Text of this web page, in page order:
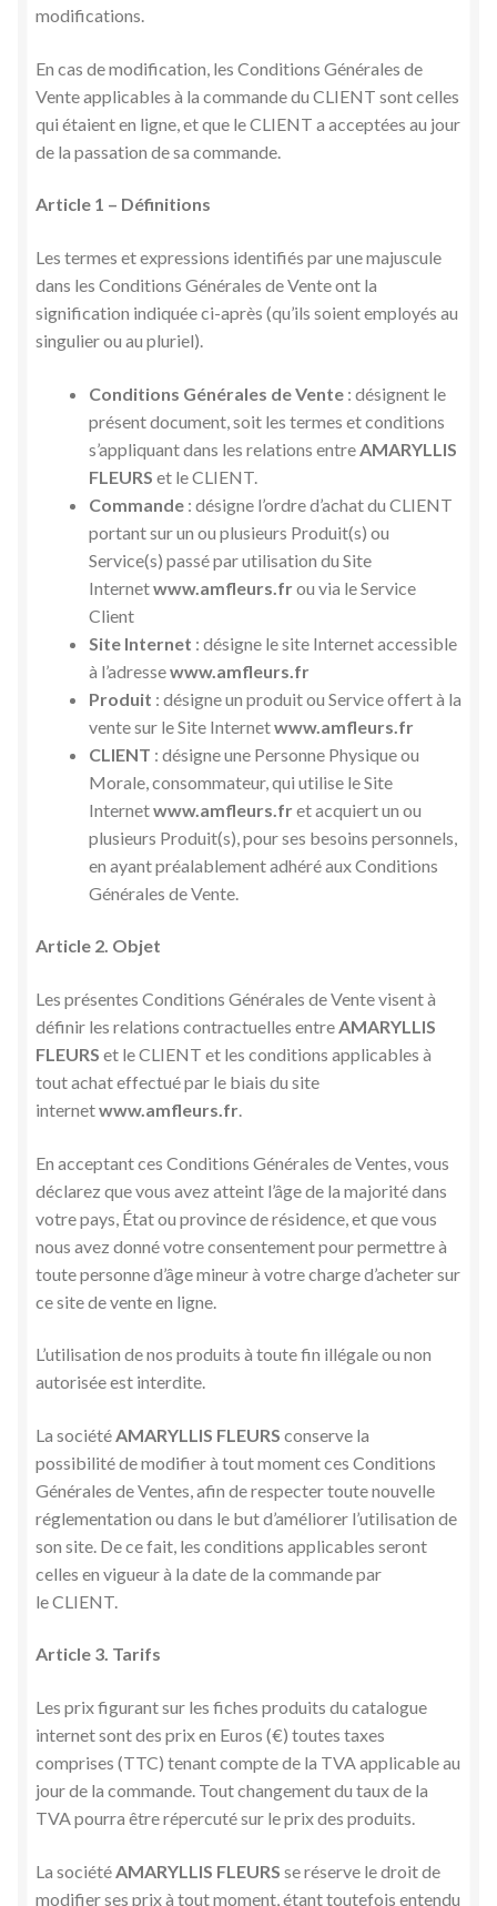
modifications.
En cas de modification, les Conditions Générales de
Vente applicables à la commande du CLIENT sont celles
qui étaient en ligne, et que le CLIENT a acceptées au jour
de la passation de sa commande.
Article 1 – Définitions
Les termes et expressions identifiés par une majuscule
dans les Conditions Générales de Vente ont la
signification indiquée ci-après (qu’ils soient employés au
singulier ou au pluriel).
Conditions Générales de Vente : désignent le
présent document, soit les termes et conditions
s’appliquant dans les relations entre AMARYLLIS
FLEURS et le CLIENT.
Commande : désigne l’ordre d’achat du CLIENT
portant sur un ou plusieurs Produit(s) ou
Service(s) passé par utilisation du Site
Internetwww.amfleurs.frou via le Service
Client
Site Internet : désigne le site Internet accessible
à l’adressewww.amfleurs.fr
Produit : désigne un produit ou Service offert à la
vente sur le Site Internetwww.amfleurs.fr
CLIENT : désigne une Personne Physique ou
Morale, consommateur, qui utilise le Site
Internetwww.amfleurs.fret acquiert un ou
plusieurs Produit(s), pour ses besoins personnels,
en ayant préalablement adhéré aux Conditions
Générales de Vente.
Article 2. Objet
Les présentes Conditions Générales de Vente visent à
définir les relations contractuelles entreAMARYLLIS
FLEURS et le CLIENT et les conditions applicables à
tout achat effectué par le biais du site
internetwww.amfleurs.fr.
En acceptant ces Conditions Générales de Ventes, vous
déclarez que vous avez atteint l’âge de la majorité dans
votre pays, État ou province de résidence, et que vous
nous avez donné votre consentement pour permettre à
toute personne d’âge mineur à votre charge d’acheter sur
ce site de vente en ligne.
L’utilisation de nos produits à toute fin illégale ou non
autorisée est interdite.
La société AMARYLLIS FLEURS conserve la
possibilité de modifier à tout moment ces Conditions
Générales de Ventes, afin de respecter toute nouvelle
réglementation ou dans le but d’améliorer l’utilisation de
son site. De ce fait, les conditions applicables seront
celles en vigueur à la date de la commande par
le CLIENT.
Article 3. Tarifs
Les prix figurant sur les fiches produits du catalogue
internet sont des prix en Euros (€) toutes taxes
comprises (TTC) tenant compte de la TVA applicable au
jour de la commande. Tout changement du taux de la
TVA pourra être répercuté sur le prix des produits.
La société AMARYLLIS FLEURS se réserve le droit de
modifier ses prix à tout moment, étant toutefois entendu